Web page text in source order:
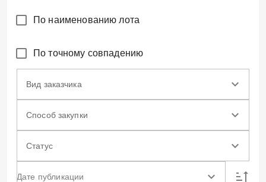
По наименованию лота
По точному совпадению
Вид заказчика
Способ закупки
Статус
Дате публикации